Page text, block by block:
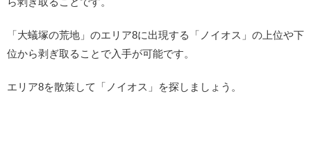
「大蟻塚の荒地」のエリア8に出現する「ノイオス」の上位や下
位から剥ぎ取ることで入手が可能です。
エリア8を散策して「ノイオス」を探しましょう。